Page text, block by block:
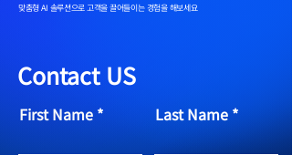
맞춤형 AI 솔루션으로 고객을 끌어들이는 경험을 해보세요
Contact US
First Name Last Name